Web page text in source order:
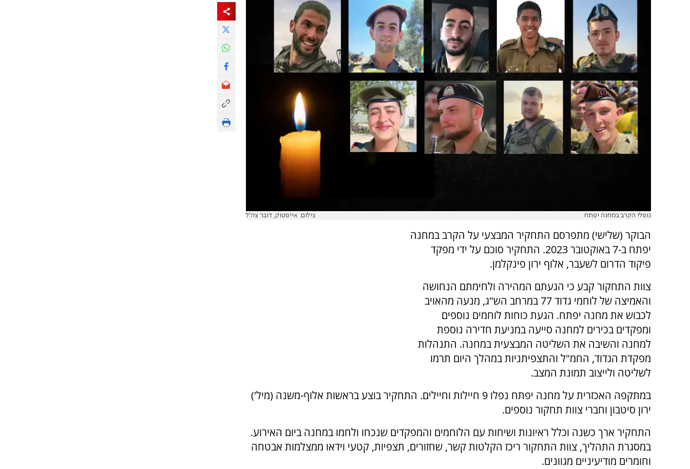
נופלי הקרב במחנה יפתח צילום: אייסטוק, דובר צה"ל
הבוקר (שלישי) מתפרסם התחקיר המבצעי על הקרב במחנה
יפתח ב-7 באוקטובר 2023. התחקיר סוכם על ידי מפקד
פיקוד הדרום לשעבר, אלוף ירון פינקלמן.
צוות התחקור קבע כי הגעתם המהירה ולחימתם הנחושה
והאמיצה של לוחמי גדוד 77 במרחב הש"ג, מנעה מהאויב
לכבוש את מחנה יפתח. הגעת כוחות לוחמים נוספים
ומפקדים בכירים למחנה סייעה במניעת חדירה נוספת
למחנה והשיבה את השליטה המבצעית במחנה. התנהלות
מפקדת הגדוד, החמ"ל והתצפיתניות במהלך היום תרמו
לשליטה ולייצוב תמונת המצב.
במתקפה האכזרית על מחנה יפתח נפלו 9 חיילות וחיילים. התחקיר בוצע בראשות אלוף-משנה (מיל')
ירון סיטבון וחברי צוות תחקור נוספים.
התחקיר ארך כשנה וכלל ראיונות ושיחות עם הלוחמים והמפקדים שנכחו ולחמו במחנה ביום האירוע.
במסגרת התהליך, צוות התחקור ריכז הקלטות קשר, שחזורים, תצפיות, קטעי וידאו ממצלמות אבטחה
וחומרים מודיעיניים מגוונים.